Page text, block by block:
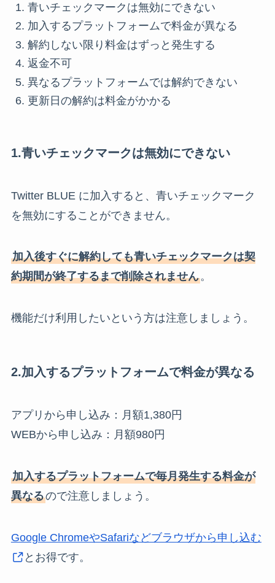
青いチェックマークは無効にできない
加入するプラットフォームで料金が異なる
解約しない限り料金はずっと発生する
返金不可
異なるプラットフォームでは解約できない
更新日の解約は料金がかかる
1.青いチェックマークは無効にできない
Twitter BLUE に加入すると、青いチェックマーク
を無効にすることができません。
加入後すぐに解約しても青いチェックマークは契
約期間が終了するまで削除されません。
機能だけ利用したいという方は注意しましょう。
2.加入するプラットフォームで料金が異なる
アプリから申し込み：月額1,380円
WEBから申し込み：月額980円
加入するプラットフォームで毎月発生する料金が
異なるので注意しましょう。
Google ChromeやSafariなどブラウザから申し込む
とお得です。